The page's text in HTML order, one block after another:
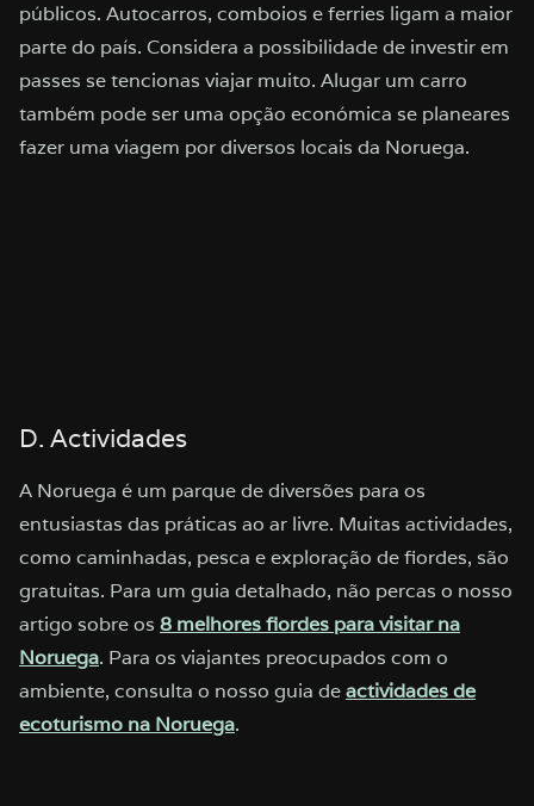
públicos. Autocarros, comboios e ferries ligam a maior
parte do país. Considera a possibilidade de investir em
passes se tencionas viajar muito. Alugar um carro
também pode ser uma opção económica se planeares
fazer uma viagem por diversos locais da Noruega.
D. Actividades
A Noruega é um parque de diversões para os
entusiastas das práticas ao ar livre. Muitas actividades,
como caminhadas, pesca e exploração de fiordes, são
gratuitas. Para um guia detalhado, não percas o nosso
artigo sobre os 8 melhores fiordes para visitar na
Noruega. Para os viajantes preocupados com o
ambiente, consulta o nosso guia deactividades de
ecoturismo na Noruega.